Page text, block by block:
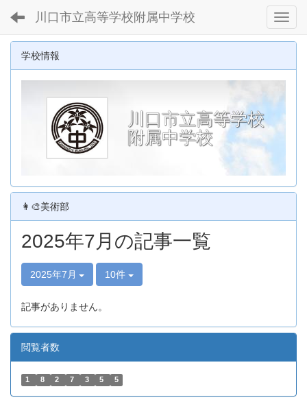
川口市立高等学校附属中学校
学校情報
川口市立高等学校
附属中学校
👩‍🎨美術部
2025年7月の記事一覧
2025年7月 10件
記事がありません。
閲覧者数
1 8 2 7 3 5 5